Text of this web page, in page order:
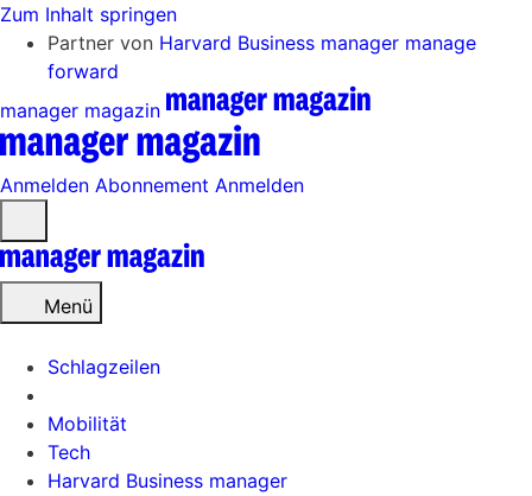
Zum Inhalt springen
Partner von Harvard Business manager manage
forward
manager magazin
Anmelden Abonnement Anmelden
öffnen
Menü
Schlagzeilen
Mobilität
Tech
Harvard Business manager